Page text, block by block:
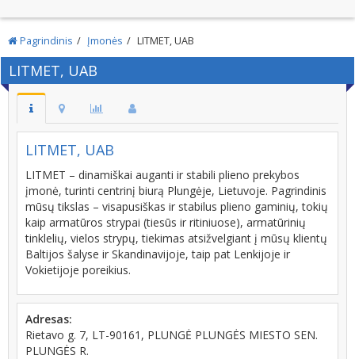
Pagrindinis Įmonės LITMET, UAB
LITMET, UAB
LITMET, UAB
LITMET – dinamiškai auganti ir stabili plieno prekybos
įmonė, turinti centrinį biurą Plungėje, Lietuvoje. Pagrindinis
mūsų tikslas – visapusiškas ir stabilus plieno gaminių, tokių
kaip armatūros strypai (tiesūs ir ritiniuose), armatūrinių
tinklelių, vielos strypų, tiekimas atsižvelgiant į mūsų klientų
Baltijos šalyse ir Skandinavijoje, taip pat Lenkijoje ir
Vokietijoje poreikius.
Adresas:
Rietavo g. 7, LT-90161, PLUNGĖ PLUNGĖS MIESTO SEN.
PLUNGĖS R.